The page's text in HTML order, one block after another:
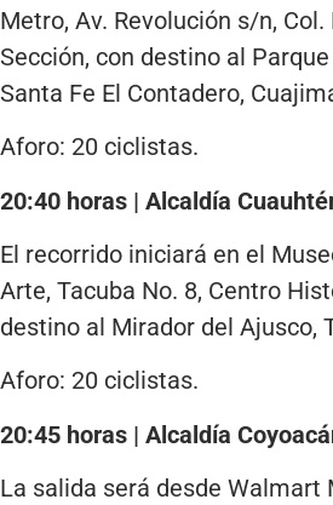
Metro, Av. Revolución s/n, Col.
Sección, con destino al
Santa Fe El Contadero,
Aforo: 20 ciclistas.
20:40 horas | Alcaldía
El recorrido iniciará en el
Arte, Tacuba No. 8, Centro
destino al Mirador del Ajusco,
Aforo: 20 ciclistas.
20:45 horas | Alcaldía
La salida será desde Walmart